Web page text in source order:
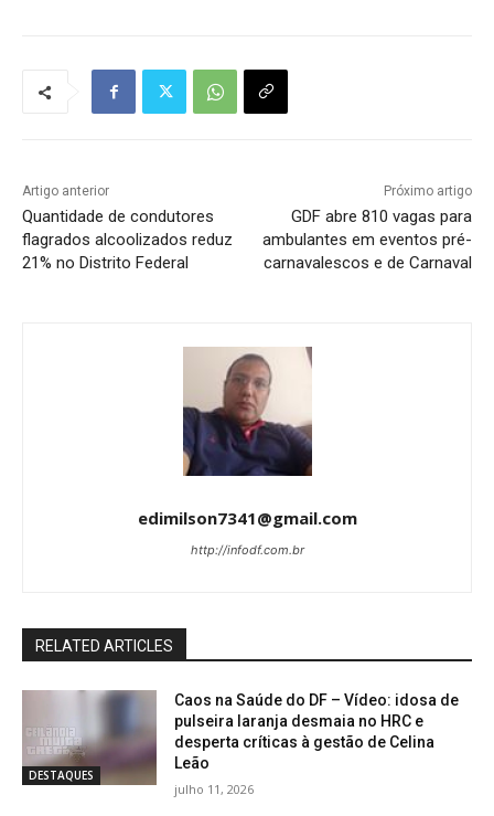
Artigo anterior
Quantidade de condutores
flagrados alcoolizados reduz
21% no Distrito Federal
Próximo artigo
GDF abre 810 vagas para
ambulantes em eventos pré-
carnavalescos e de Carnaval
edimilson7341@gmail.com
http://infodf.com.br
RELATED ARTICLES
DESTAQUES
Caos na Saúde do DF – Vídeo: idosa de
pulseira laranja desmaia no HRC e
desperta críticas à gestão de Celina
Leão
julho 11, 2026